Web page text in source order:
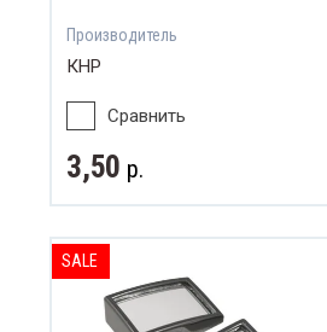
Производитель
КНР
Сравнить
3,50 р.
SALE